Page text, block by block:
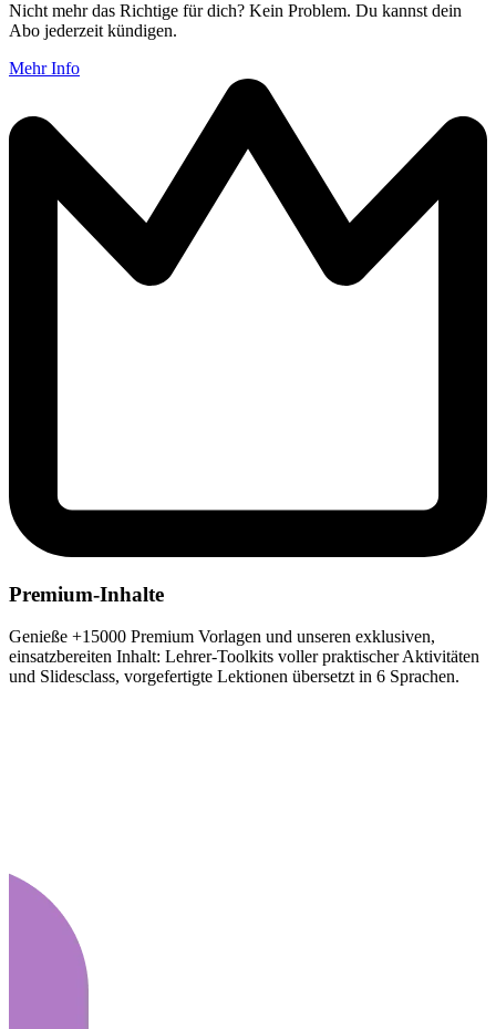
Nicht mehr das Richtige für dich? Kein Problem. Du kannst dein
Abo jederzeit kündigen.
Mehr Info
Premium-Inhalte
Genieße +15000 Premium Vorlagen und unseren exklusiven,
einsatzbereiten Inhalt: Lehrer-Toolkits voller praktischer Aktivitäten
und Slidesclass, vorgefertigte Lektionen übersetzt in 6 Sprachen.